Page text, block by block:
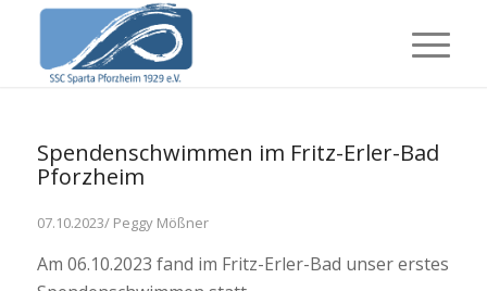
Spendenschwimmen im Fritz-Erler-Bad
Pforzheim
07.10.2023/ Peggy Mößner
Am 06.10.2023 fand im Fritz-Erler-Bad unser erstes